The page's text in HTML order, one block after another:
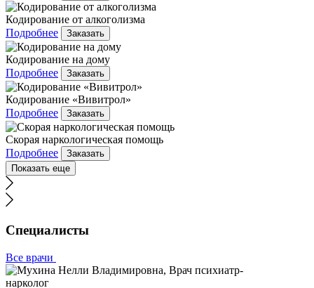
Кодирование от алкоголизма
Подробнее
Заказать
Кодирование на дому
Подробнее
Заказать
Кодирование «Вивитрол»
Подробнее
Заказать
Скорая наркологическая помощь
Подробнее
Заказать
Показать еще
Специалисты
Все врачи